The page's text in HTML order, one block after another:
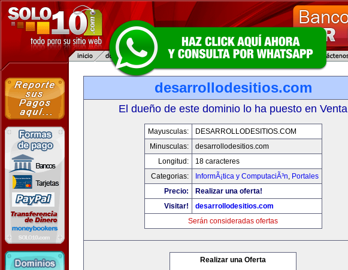
desarrollodesitios.com
El dueño de este dominio lo ha puesto en Venta
Mayusculas:
DESARROLLODESITIOS.COM
Minusculas:
desarrollodesitios.com
Longitud:
18 caracteres
Categorias:
InformÃ¡tica y ComputaciÃ³n, Portales
Precio:
Realizar una oferta!
Visitar!
desarrollodesitios.com
Serán consideradas ofertas
Realizar una Oferta